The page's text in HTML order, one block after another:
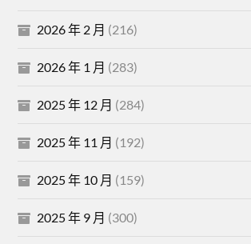
2026 年 2 月 (216)
2026 年 1 月 (283)
2025 年 12 月 (284)
2025 年 11 月 (192)
2025 年 10 月 (159)
2025 年 9 月 (300)